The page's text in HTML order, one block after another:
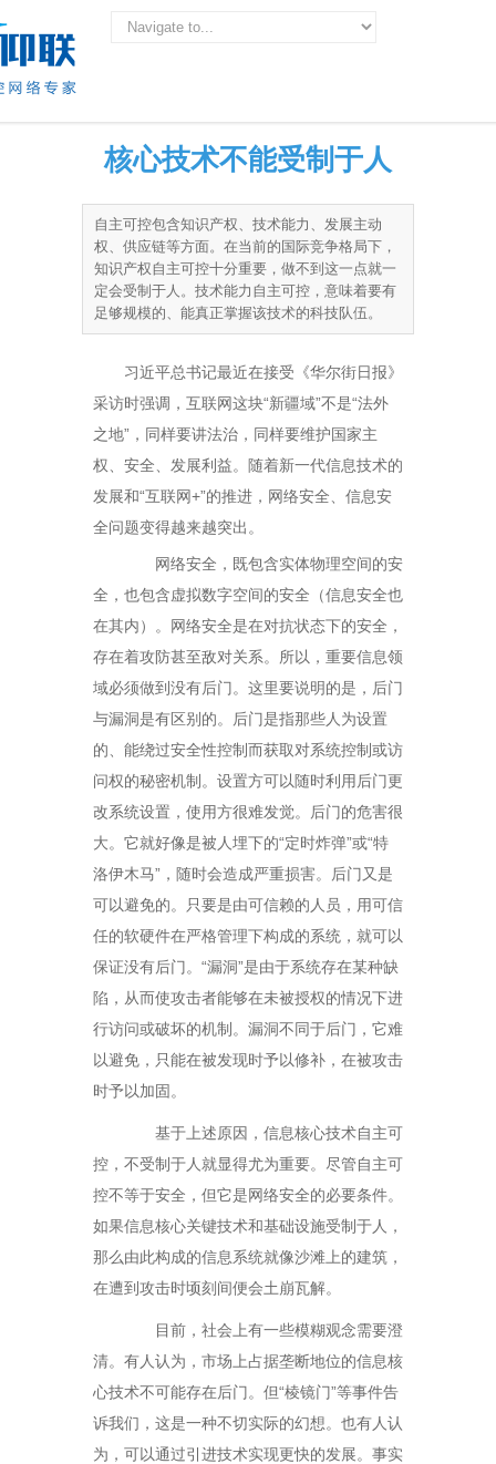
核心技术不能受制于人
自主可控包含知识产权、技术能力、发展主动
权、供应链等方面。在当前的国际竞争格局下，
知识产权自主可控十分重要，做不到这一点就一
定会受制于人。技术能力自主可控，意味着要有
足够规模的、能真正掌握该技术的科技队伍。
习近平总书记最近在接受《华尔街日报》
采访时强调，互联网这块“新疆域”不是“法外
之地”，同样要讲法治，同样要维护国家主
权、安全、发展利益。随着新一代信息技术的
发展和“互联网+”的推进，网络安全、信息安
全问题变得越来越突出。
网络安全，既包含实体物理空间的安
全，也包含虚拟数字空间的安全（信息安全也
在其内）。网络安全是在对抗状态下的安全，
存在着攻防甚至敌对关系。所以，重要信息领
域必须做到没有后门。这里要说明的是，后门
与漏洞是有区别的。后门是指那些人为设置
的、能绕过安全性控制而获取对系统控制或访
问权的秘密机制。设置方可以随时利用后门更
改系统设置，使用方很难发觉。后门的危害很
大。它就好像是被人埋下的“定时炸弹”或“特
洛伊木马”，随时会造成严重损害。后门又是
可以避免的。只要是由可信赖的人员，用可信
任的软硬件在严格管理下构成的系统，就可以
保证没有后门。“漏洞”是由于系统存在某种缺
陷，从而使攻击者能够在未被授权的情况下进
行访问或破坏的机制。漏洞不同于后门，它难
以避免，只能在被发现时予以修补，在被攻击
时予以加固。
基于上述原因，信息核心技术自主可
控，不受制于人就显得尤为重要。尽管自主可
控不等于安全，但它是网络安全的必要条件。
如果信息核心关键技术和基础设施受制于人，
那么由此构成的信息系统就像沙滩上的建筑，
在遭到攻击时顷刻间便会土崩瓦解。
目前，社会上有一些模糊观念需要澄
清。有人认为，市场上占据垄断地位的信息核
心技术不可能存在后门。但“棱镜门”等事件告
诉我们，这是一种不切实际的幻想。也有人认
为，可以通过引进技术实现更快的发展。事实